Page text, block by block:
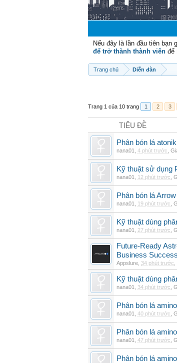
Nếu đây là lần đầu tiên bạn
để trở thành thành viên để
Trang chủ Diễn đàn
Trang 1 của 10 trang 1 2 3
TIÊU ĐỀ
Phân bón lá
nana01 4 phút trước
Kỹ thuật sử dụng
nana01 12 phút trước
Phân bón lá
nana01 19 phút trước
Kỹ thuật dùng
nana01 27 phút trước
Future-Ready
Business Success
Appslure 34 phút trước
Kỹ thuật dùng
nana01 34 phút trước
Phân bón lá
nana01 40 phút trước
Phân bón lá
nana01 47 phút trước
Phân bón lá